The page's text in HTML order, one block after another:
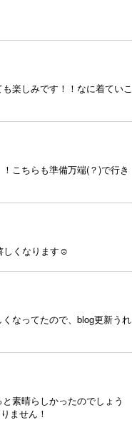
楽しみです！！なに着ていこ
こちらも準備万端(？)で行き
しくなります☺︎
なってたので、blog更新うれ
素晴らしかったのでしょう
ません！